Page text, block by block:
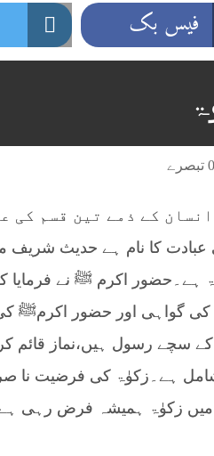
فیس بک
عبادت کا نام ہے حدیث شریف
اکرم ﷺ نے فرمایا کہ
کی گواہی اور حضور اکرمﷺ
کے سچے رسول ہیں،نماز قائم
شامل ہے۔زکوٰۃ کی فرضیت
میں زکوٰۃ ہمیشہ فرض رہی